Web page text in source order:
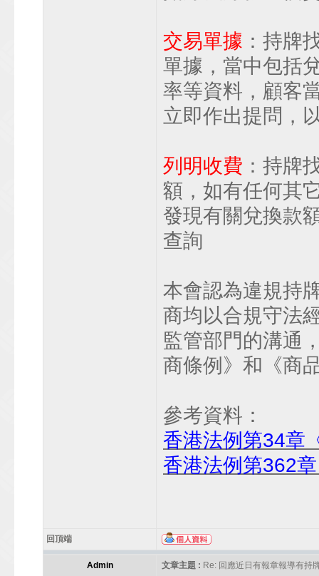
交易單據 ：持牌
單據，當中包括
率等資料，顧客
立即作出提問，
列明收費 ：持牌
額，如有任何其
發現有關兌換款
查詢
本會認為違規持
商均以合規守法
監管部門的溝通
商條例》和《商
參考資料：
香港法例第34章
香港法例第362
回頂端
Admin 文章主題 : Re: 回應近日有報章報導有持